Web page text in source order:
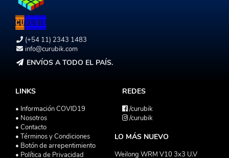
(+54 11) 2343 1483
info@curubik.com
ENVÍOS A TODO EL PAÍS.
LINKS
• Información COVID19
• Nosotros
• Contacto
• Términos y Condiciones
• Botón de arrepentimiento
• Política de Privacidad
REDES
/curubik
/curubik
LO MÁS NUEVO
Weilong WRM V10 3x3 U.V